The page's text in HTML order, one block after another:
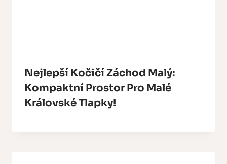
Nejlepší Kočičí Záchod Malý:
Kompaktní Prostor Pro Malé
Královské Tlapky!